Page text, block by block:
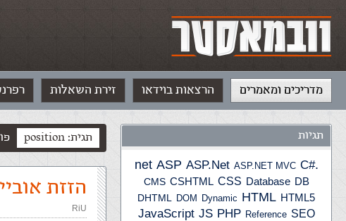
מדריכים ומאמרים הרצאות בוידאו זירת השאלות
תגיות
.net
ASP ASP.Net ASP.NET MVC C#
CMS CSHTML CSS Database DB
DHTML
DOM Dynamic HTML HTML5
JavaScript JS PHP Reference SEO
תגית: position
הזזת
RiU